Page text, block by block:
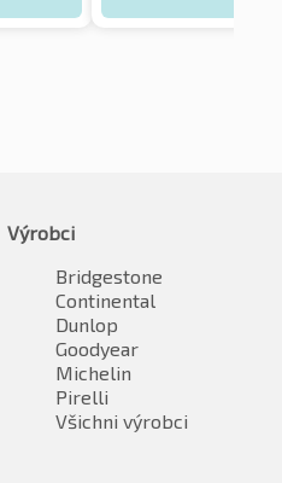
Výrobci
Bridgestone
Continental
Dunlop
Goodyear
Michelin
Pirelli
Všichni výrobci